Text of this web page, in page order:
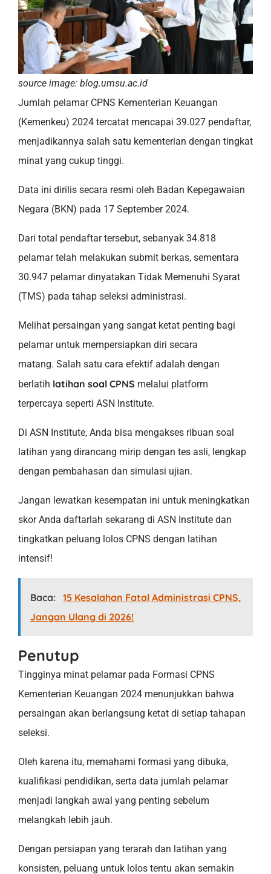
source image: blog.umsu.ac.id
Jumlah pelamar CPNS Kementerian Keuangan
(Kemenkeu) 2024 tercatat mencapai 39.027 pendaftar,
menjadikannya salah satu kementerian dengan tingkat
minat yang cukup tinggi.
Data ini dirilis secara resmi oleh Badan Kepegawaian
Negara (BKN) pada 17 September 2024.
Dari total pendaftar tersebut, sebanyak 34.818
pelamar telah melakukan submit berkas, sementara
30.947 pelamar dinyatakan Tidak Memenuhi Syarat
(TMS) pada tahap seleksi administrasi.
Melihat persaingan yang sangat ketat penting bagi
pelamar untuk mempersiapkan diri secara
matang. Salah satu cara efektif adalah dengan
berlatih latihan soal CPNS melalui platform
terpercaya seperti ASN Institute.
Di ASN Institute, Anda bisa mengakses ribuan soal
latihan yang dirancang mirip dengan tes asli, lengkap
dengan pembahasan dan simulasi ujian.
Jangan lewatkan kesempatan ini untuk meningkatkan
skor Anda daftarlah sekarang di ASN Institute dan
tingkatkan peluang lolos CPNS dengan latihan
intensif!
Baca: 15 Kesalahan Fatal Administrasi CPNS,
Jangan Ulang di 2026!
Penutup
Tingginya minat pelamar pada Formasi CPNS
Kementerian Keuangan 2024 menunjukkan bahwa
persaingan akan berlangsung ketat di setiap tahapan
seleksi.
Oleh karena itu, memahami formasi yang dibuka,
kualifikasi pendidikan, serta data jumlah pelamar
menjadi langkah awal yang penting sebelum
melangkah lebih jauh.
Dengan persiapan yang terarah dan latihan yang
konsisten, peluang untuk lolos tentu akan semakin